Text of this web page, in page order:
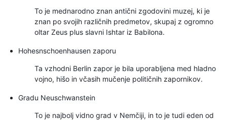
To je mednarodno znan antični zgodovini muzej, ki je
znan po svojih različnih predmetov, skupaj z ogromno
oltar Zeus plus slavni Ishtar iz Babilona.
Hohesnschoenhausen zaporu
Ta vzhodni Berlin zapor je bila uporabljena med hladno
vojno, hišo in včasih mučenje političnih zapornikov.
Gradu Neuschwanstein
To je najbolj vidno grad v Nemčiji, in to je tudi eden od